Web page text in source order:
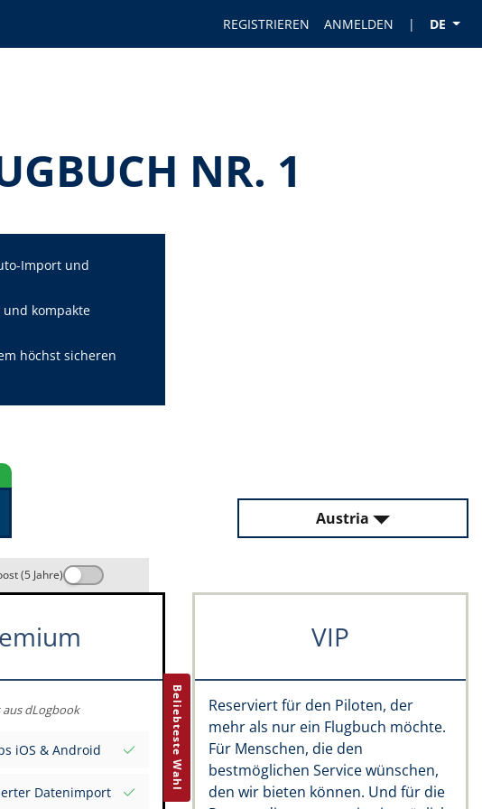
REGISTRIEREN ANMELDEN | DE
NR. 1
Import und
kompakte
höchst sicheren
Austria
Beliebteste Wahl
(5 Jahre)
aus dLogbook
iOS & Android
Datenimport
VIP
Reserviert für den Piloten, der
mehr als nur ein Flugbuch möchte.
Für Menschen, die den
bestmöglichen Service wünschen,
den wir bieten können. Und für die